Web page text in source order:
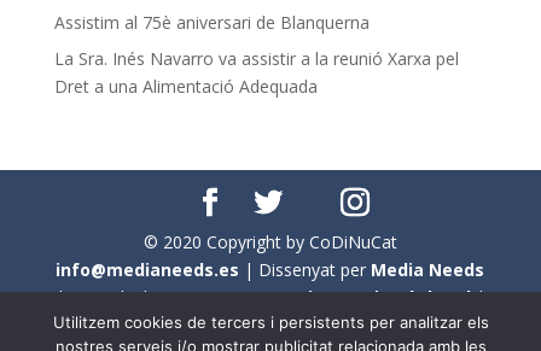
Assistim al 75è aniversari de Blanquerna
La Sra. Inés Navarro va assistir a la reunió Xarxa pel
Dret a una Alimentació Adequada
© 2020 Copyright by CoDiNuCat
info@medianeeds.es | Dissenyat per Media Needs
| Tots els drets reservats aCoDiNuCat |Avís legal|
Avís per cookies
Utilitzem cookies de tercers i persistents per analitzar els
nostres serveis i/o mostrar publicitat relacionada amb les